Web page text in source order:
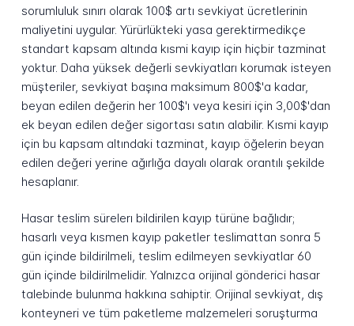
sorumluluk sınırı olarak 100$ artı sevkiyat ücretlerinin
maliyetini uygular. Yürürlükteki yasa gerektirmedikçe
standart kapsam altında kısmi kayıp için hiçbir tazminat
yoktur. Daha yüksek değerli sevkiyatları korumak isteyen
müşteriler, sevkiyat başına maksimum 800$'a kadar,
beyan edilen değerin her 100$'ı veya kesiri için 3,00$'dan
ek beyan edilen değer sigortası satın alabilir. Kısmi kayıp
için bu kapsam altındaki tazminat, kayıp öğelerin beyan
edilen değeri yerine ağırlığa dayalı olarak orantılı şekilde
hesaplanır.
Hasar teslim sürelerı bildirilen kayıp türüne bağlıdır;
hasarlı veya kısmen kayıp paketler teslimattan sonra 5
gün içinde bildirilmeli, teslim edilmeyen sevkiyatlar 60
gün içinde bildirilmelidir. Yalnızca orijinal gönderici hasar
talebinde bulunma hakkına sahiptir. Orijinal sevkiyat, dış
konteyneri ve tüm paketleme malzemeleri soruşturma